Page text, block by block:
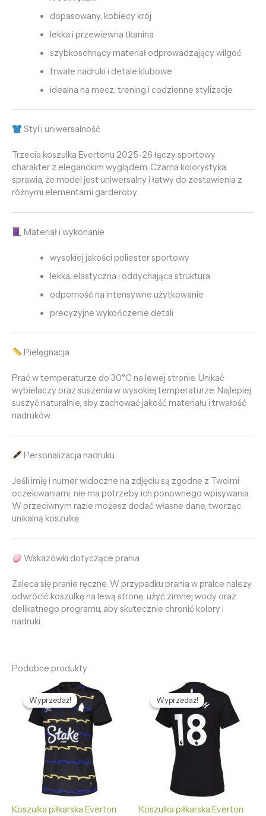
dopasowany, kobiecy krój
lekka i przewiewna tkanina
szybkoschnący materiał odprowadzający wilgoć
trwałe nadruki i detale klubowe
idealna na mecz, trening i codzienne stylizacje
Styl i uniwersalność
Trzecia koszulka Evertonu 2025-26 łączy sportowy
charakter z eleganckim wyglądem. Czarna kolorystyka
sprawia, że model jest uniwersalny i łatwy do zestawienia z
różnymi elementami garderoby.
Materiał i wykonanie
wysokiej jakości poliester sportowy
lekka, elastyczna i oddychająca struktura
odporność na intensywne użytkowanie
precyzyjne wykończenie detali
Pielęgnacja
Prać w temperaturze do 30°C na lewej stronie. Unikać
wybielaczy oraz suszenia w wysokiej temperaturze. Najlepiej
suszyć naturalnie, aby zachować jakość materiału i trwałość
nadruków.
Personalizacja nadruku
Jeśli imię i numer widoczne na zdjęciu są zgodne z Twoimi
oczekiwaniami, nie ma potrzeby ich ponownego wpisywania.
W przeciwnym razie możesz dodać własne dane, tworząc
unikalną koszulkę.
Wskazówki dotyczące prania
Zaleca się pranie ręczne. W przypadku prania w pralce należy
odwrócić koszulkę na lewą stronę, użyć zimnej wody oraz
delikatnego programu, aby skutecznie chronić kolory i
nadruki.
Podobne produkty
Wyprzedaż!
Wyprzedaż!
Koszulka piłkarska Everton
Pierwotna
cena
wynosiła:
469,58 zł.
Aktualna
cena
wynosi:
132,65 zł.
Wyprzedaż!
Wyprzedaż!
Koszulka piłkarska Everton
Pierwotna
cena
wynosiła:
469,58 zł.
Aktualna
cena
wynosi:
132,65 zł.